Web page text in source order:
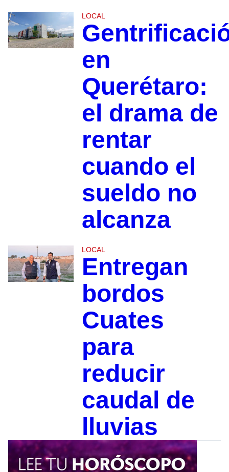
LOCAL
en
Querétaro:
el drama de
rentar
cuando el
sueldo no
alcanza
LOCAL
Entregan
bordos
Cuates
para
reducir
caudal de
lluvias